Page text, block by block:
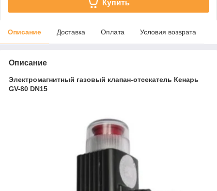
Купить
Описание Доставка Оплата Условия возврата
Описание
Электромагнитный газовый клапан-отсекатель Кенарь
GV-80 DN15